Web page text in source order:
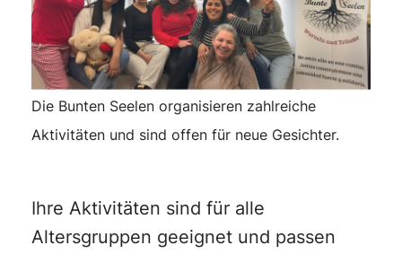
Die Bunten Seelen organisieren zahlreiche
Aktivitäten und sind offen für neue Gesichter.
Ihre Aktivitäten sind für alle
Altersgruppen geeignet und passen